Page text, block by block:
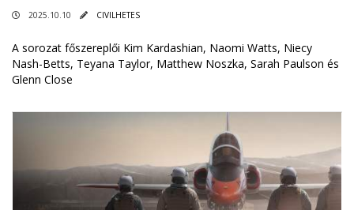
2025.10.10 CIVILHETES
A sorozat főszereplői Kim Kardashian, Naomi Watts, Niecy
Nash-Betts, Teyana Taylor, Matthew Noszka, Sarah Paulson és
Glenn Close